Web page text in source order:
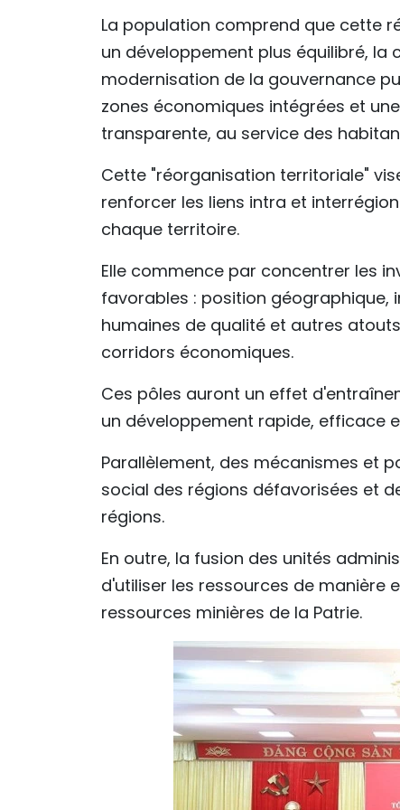
La population comprend que cette
un développement plus équilibré, la
modernisation de la gouvernance
zones économiques intégrées et
transparente, au service des
Cette "réorganisation territoriale"
renforcer les liens intra et
chaque territoire.
Elle commence par concentrer les
favorables : position
humaines de qualité et autres
corridors économiques.
Ces pôles auront un effet
un développement rapide, efficace
Parallèlement, des mécanismes et
social des régions défavorisées et
régions.
En outre, la fusion des unités
d'utiliser les ressources de manière
ressources minières de la Patrie.